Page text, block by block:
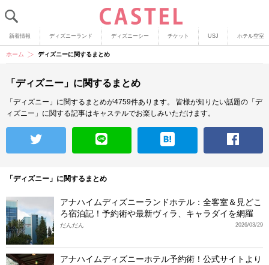
新着情報 ディズニーランド ディズニーシー チケット USJ ホテル空室
ホーム ディズニーに関するまとめ
「ディズニー」に関するまとめ
「ディズニー」に関するまとめが4759件あります。
皆様が知りたい話題の「デ
ィズニー」に関する記事はキャステルでお楽しみいただけます。
「ディズニー」に関するまとめ
アナハイムディズニーランドホテル：全客室＆見どこ
ろ宿泊記！予約術や最新ヴィラ、キャラダイを網羅
2026/03/29
だんだん
アナハイムディズニーホテル予約術！公式サイトより